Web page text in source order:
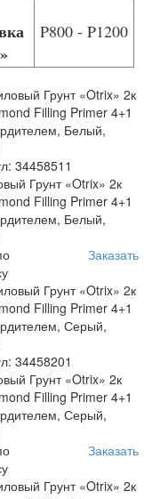
P800 - P1200
34458511
Грунт «Otrix» 2к
Filling Primer 4+1
Белый,
Заказать
34458201
Грунт «Otrix» 2к
Filling Primer 4+1
Серый,
Заказать